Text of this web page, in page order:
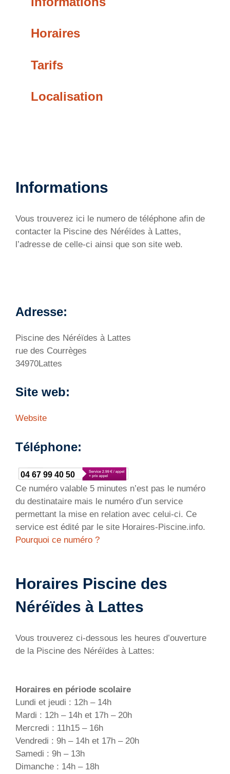
Horaires
Tarifs
Localisation
Informations
Vous trouverez ici le numero de téléphone afin de
contacter la Piscine des Néréïdes à Lattes,
l’adresse de celle-ci ainsi que son site web.
Adresse:
Piscine des Néréïdes à Lattes
rue des Courrèges
34970Lattes
Site web:
Website
Téléphone:
04 67 99 40 50
Ce numéro valable 5 minutes n’est pas le numéro
du destinataire mais le numéro d’un service
permettant la mise en relation avec celui-ci. Ce
service est édité par le site Horaires-Piscine.info.
Pourquoi ce numéro ?
Horaires Piscine des
Néréïdes à Lattes
Vous trouverez ci-dessous les heures d’ouverture
de la Piscine des Néréïdes à Lattes:
Horaires en période scolaire
Lundi et jeudi : 12h – 14h
Mardi : 12h – 14h et 17h – 20h
Mercredi : 11h15 – 16h
Vendredi : 9h – 14h et 17h – 20h
Samedi : 9h – 13h
Dimanche : 14h – 18h